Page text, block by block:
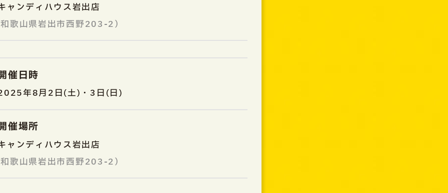
ャンディハウス岩出店
歌山県岩出市西野203-2）
催日時
年8月2日(土)・3日(日)
催場所
ャンディハウス岩出店
歌山県岩出市西野203-2）